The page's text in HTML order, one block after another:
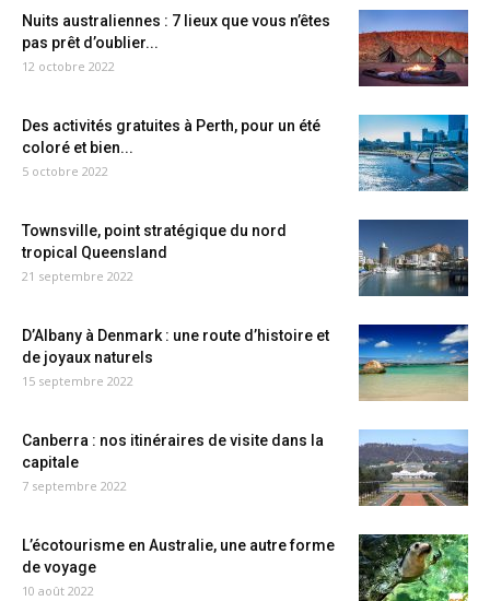
Nuits australiennes : 7 lieux que vous n’êtes
pas prêt d’oublier...
12 octobre 2022
Des activités gratuites à Perth, pour un été
coloré et bien...
5 octobre 2022
Townsville, point stratégique du nord
tropical Queensland
21 septembre 2022
D’Albany à Denmark : une route d’histoire et
de joyaux naturels
15 septembre 2022
Canberra : nos itinéraires de visite dans la
capitale
7 septembre 2022
L’écotourisme en Australie, une autre forme
de voyage
10 août 2022